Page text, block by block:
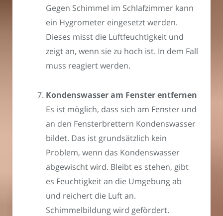
Gegen Schimmel im Schlafzimmer kann
ein Hygrometer eingesetzt werden.
Dieses misst die Luftfeuchtigkeit und
zeigt an, wenn sie zu hoch ist. In dem Fall
muss reagiert werden.
Kondenswasser am Fenster entfernen
Es ist möglich, dass sich am Fenster und
an den Fensterbrettern Kondenswasser
bildet. Das ist grundsätzlich kein
Problem, wenn das Kondenswasser
abgewischt wird. Bleibt es stehen, gibt
es Feuchtigkeit an die Umgebung ab
und reichert die Luft an.
Schimmelbildung wird gefördert.